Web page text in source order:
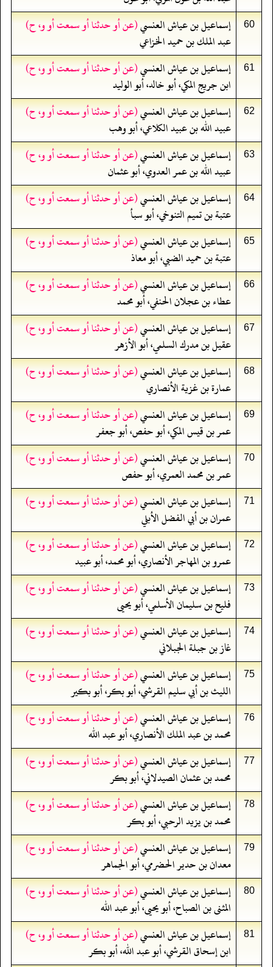
60 إسماعيل بن عياش العنسي(عن أو حدثنا أو سمعت أو و، ح)
عبد الملك بن حميد الخزاعي
61 إسماعيل بن عياش العنسي(عن أو حدثنا أو سمعت أو و، ح)
ابن جريج المكي، أبو خالد، أبو الوليد
62 إسماعيل بن عياش العنسي(عن أو حدثنا أو سمعت أو و، ح)
عبيد الله بن عبيد الكلاعي، أبو وهب
63 إسماعيل بن عياش العنسي(عن أو حدثنا أو سمعت أو و، ح)
عبيد الله بن عمر العدوي، أبو عثمان
64 إسماعيل بن عياش العنسي(عن أو حدثنا أو سمعت أو و، ح)
عتبة بن تميم التنوخي، أبو سبأ
65 إسماعيل بن عياش العنسي(عن أو حدثنا أو سمعت أو و، ح)
عتبة بن حميد الضبي، أبو معاذ
66 إسماعيل بن عياش العنسي(عن أو حدثنا أو سمعت أو و، ح)
عطاء بن عجلان الحنفي، أبو محمد
67 إسماعيل بن عياش العنسي(عن أو حدثنا أو سمعت أو و، ح)
عقيل بن مدرك السلمي، أبو الأزهر
68 إسماعيل بن عياش العنسي(عن أو حدثنا أو سمعت أو و، ح)
عمارة بن غزية الأنصاري
69 إسماعيل بن عياش العنسي(عن أو حدثنا أو سمعت أو و، ح)
عمر بن قيس المكي، أبو حفص، أبو جعفر
70 إسماعيل بن عياش العنسي(عن أو حدثنا أو سمعت أو و، ح)
عمر بن محمد العمري، أبو حفص
71 إسماعيل بن عياش العنسي(عن أو حدثنا أو سمعت أو و، ح)
عمران بن أبي الفضل الأبلي
72 إسماعيل بن عياش العنسي(عن أو حدثنا أو سمعت أو و، ح)
عمرو بن المهاجر الأنصاري، أبو محمد، أبو عبيد
73 إسماعيل بن عياش العنسي(عن أو حدثنا أو سمعت أو و، ح)
فليح بن سليمان الأسلمي، أبو يحيى
74 إسماعيل بن عياش العنسي(عن أو حدثنا أو سمعت أو و، ح)
غاز بن جبلة الجبلاني
75 إسماعيل بن عياش العنسي(عن أو حدثنا أو سمعت أو و، ح)
الليث بن أبي سليم القرشي، أبو بكر، أبو بكير
76 إسماعيل بن عياش العنسي(عن أو حدثنا أو سمعت أو و، ح)
محمد بن عبد الملك الأنصاري، أبو عبد الله
77 إسماعيل بن عياش العنسي(عن أو حدثنا أو سمعت أو و، ح)
محمد بن عثمان الصيدلاني، أبو بكر
78 إسماعيل بن عياش العنسي(عن أو حدثنا أو سمعت أو و، ح)
محمد بن يزيد الرحبي، أبو بكر
79 إسماعيل بن عياش العنسي(عن أو حدثنا أو سمعت أو و، ح)
معدان بن حدير الحضرمي، أبو الجماهر
80 إسماعيل بن عياش العنسي(عن أو حدثنا أو سمعت أو و، ح)
المثنى بن الصباح، أبو يحيى، أبو عبد الله
81 إسماعيل بن عياش العنسي(عن أو حدثنا أو سمعت أو و، ح)
ابن إسحاق القرشي، أبو عبد الله، أبو بكر